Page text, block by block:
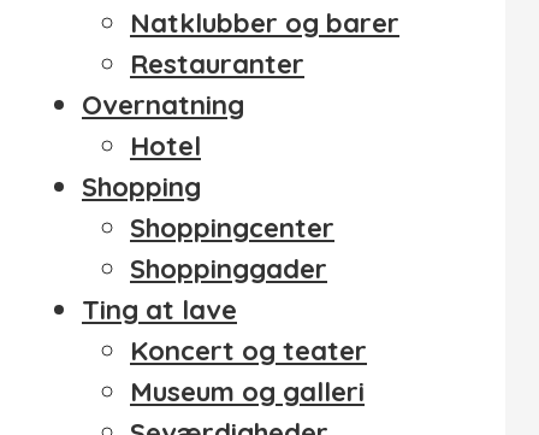
Natklubber og barer
Restauranter
Overnatning
Hotel
Shopping
Shoppingcenter
Shoppinggader
Ting at lave
Koncert og teater
Museum og galleri